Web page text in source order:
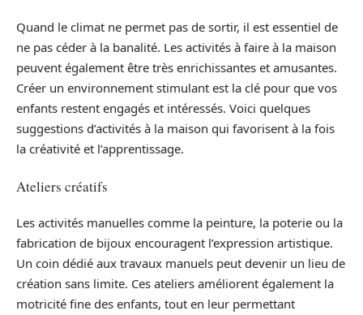
Quand le climat ne permet pas de sortir, il est essentiel de
ne pas céder à la banalité. Les activités à faire à la maison
peuvent également être très enrichissantes et amusantes.
Créer un environnement stimulant est la clé pour que vos
enfants restent engagés et intéressés. Voici quelques
suggestions d’activités à la maison qui favorisent à la fois
la créativité et l’apprentissage.
Ateliers créatifs
Les activités manuelles comme la peinture, la poterie ou la
fabrication de bijoux encouragent l’expression artistique.
Un coin dédié aux travaux manuels peut devenir un lieu de
création sans limite. Ces ateliers améliorent également la
motricité fine des enfants, tout en leur permettant